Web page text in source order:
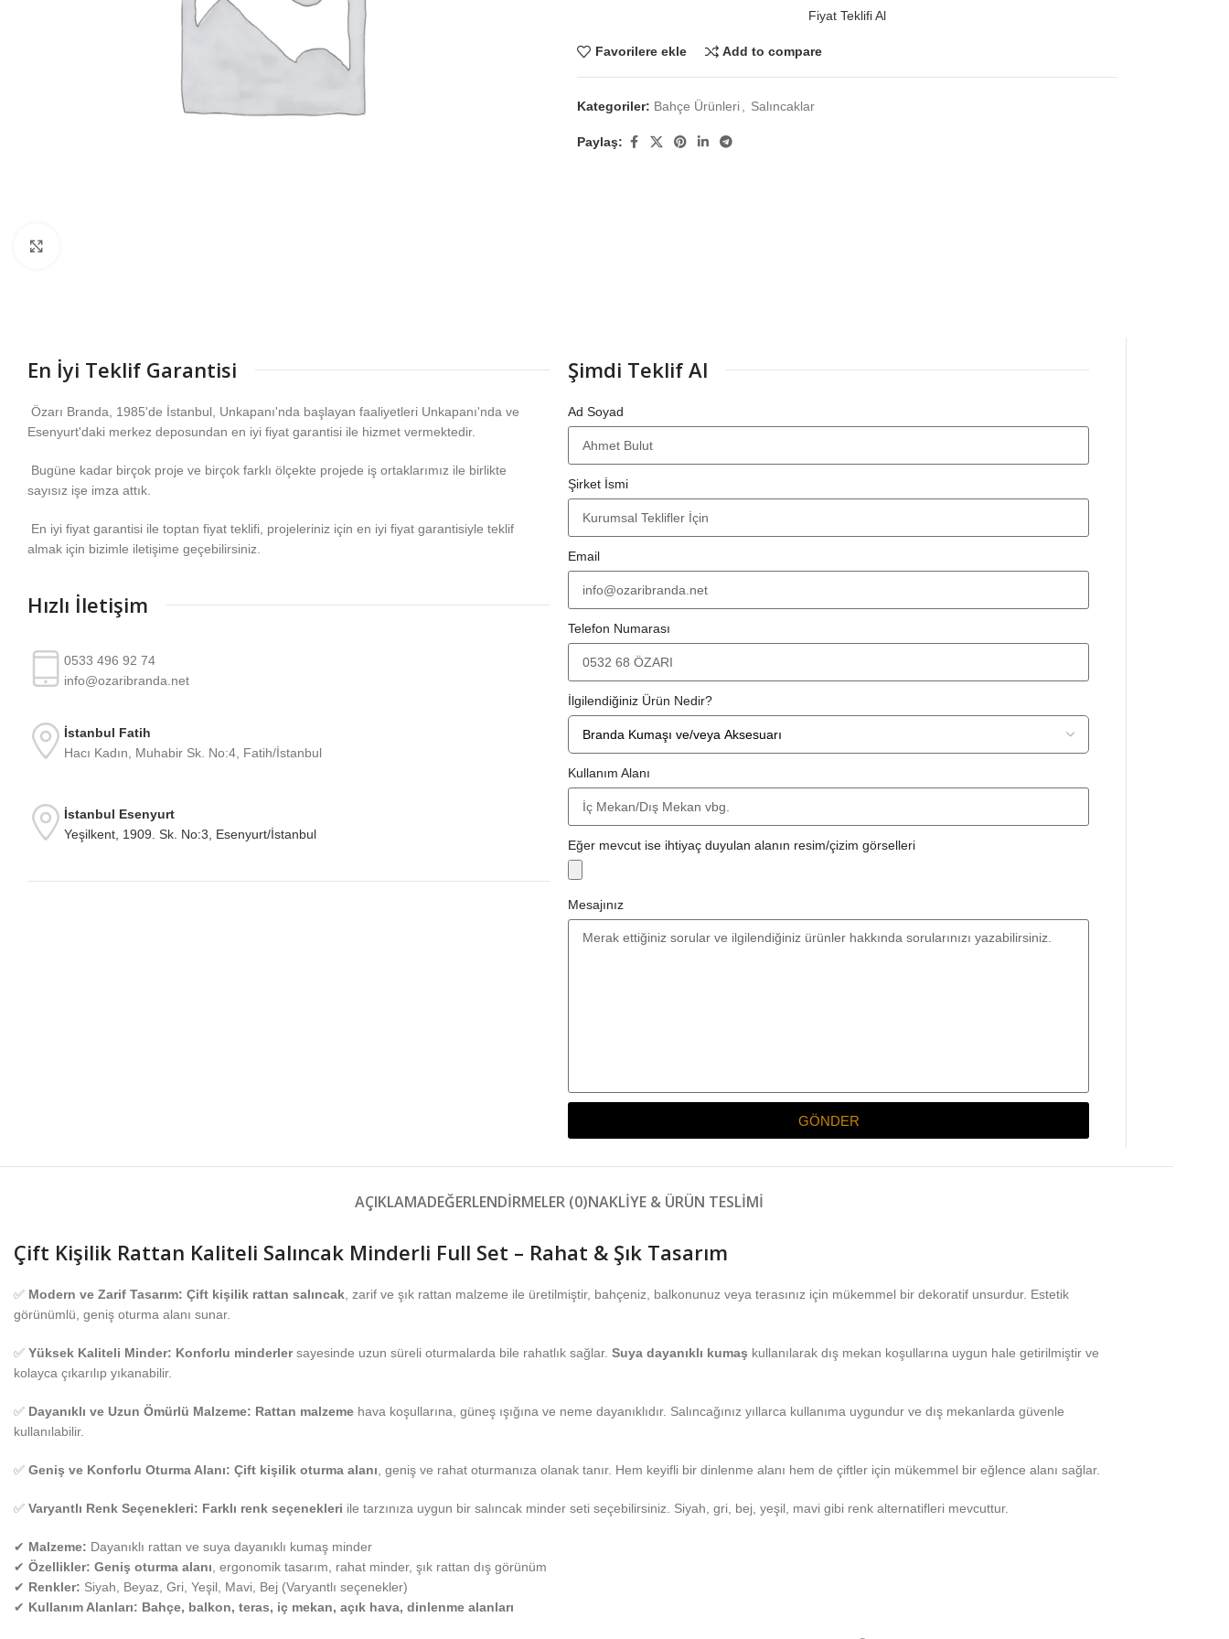
Fiyat Teklifi Al
Favorilere ekle Add to compare
Kategoriler: Bahçe Ürünleri Salıncaklar
Paylaş:
En İyi Teklif Garantisi
Özarı Branda, 1985'de İstanbul, Unkapanı'nda başlayan faaliyetleri Unkapanı'nda ve
Esenyurt'daki merkez deposundan en iyi fiyat garantisi ile hizmet vermektedir.
Bugüne kadar birçok proje ve birçok farklı ölçekte projede iş ortaklarımız ile birlikte
sayısız işe imza attık.
En iyi fiyat garantisi ile toptan fiyat teklifi, projeleriniz için en iyi fiyat garantisiyle teklif
almak için bizimle iletişime geçebilirsiniz.
Hızlı İletişim
0533 496 92 74
info@ozaribranda.net
İstanbul Fatih
Hacı Kadın, Muhabir Sk. No:4, Fatih/İstanbul
İstanbul Esenyurt
Yeşilkent, 1909. Sk. No:3, Esenyurt/İstanbul
Şimdi Teklif Al
Ad Soyad
Şirket İsmi
Email
Telefon Numarası
İlgilendiğiniz Ürün Nedir?
Kullanım Alanı
Eğer mevcut ise ihtiyaç duyulan alanın resim/çizim görselleri
Mesajınız
GÖNDER
AÇIKLAMADEĞERLENDIRMELER (0)NAKLIYE & ÜRÜN TESLIMI
Çift Kişilik Rattan Kaliteli Salıncak Minderli Full Set – Rahat & Şık Tasarım
✅ Modern ve Zarif Tasarım: Çift kişilik rattan salıncak , zarif ve şık rattan malzeme ile üretilmiştir, bahçeniz, balkonunuz veya terasınız için mükemmel bir dekoratif unsurdur. Estetik
görünümlü, geniş oturma alanı sunar.
✅ Yüksek Kaliteli Minder: Konforlu minderlersayesinde uzun süreli oturmalarda bile rahatlık sağlar. Suya dayanıklı kumaş kullanılarak dış mekan koşullarına uygun hale getirilmiştir ve
kolayca çıkarılıp yıkanabilir.
✅ Dayanıklı ve Uzun Ömürlü Malzeme: Rattan malzeme hava koşullarına, güneş ışığına ve neme dayanıklıdır. Salıncağınız yıllarca kullanıma uygundur ve dış mekanlarda güvenle
kullanılabilir.
✅ Geniş ve Konforlu Oturma Alanı: Çift kişilik oturma alanı , geniş ve rahat oturmanıza olanak tanır. Hem keyifli bir dinlenme alanı hem de çiftler için mükemmel bir eğlence alanı sağlar.
✅ Varyantlı Renk Seçenekleri: Farklı renk seçenekleri ile tarzınıza uygun bir salıncak minder seti seçebilirsiniz. Siyah, gri, bej, yeşil, mavi gibi renk alternatifleri mevcuttur.
✔ Malzeme: Dayanıklı rattan ve suya dayanıklı kumaş minder
✔ Özellikler: Geniş oturma alanı , ergonomik tasarım, rahat minder, şık rattan dış görünüm
✔ Renkler: Siyah, Beyaz, Gri, Yeşil, Mavi, Bej (Varyantlı seçenekler)
✔ Kullanım Alanları: Bahçe, balkon, teras, iç mekan, açık hava, dinlenme alanları